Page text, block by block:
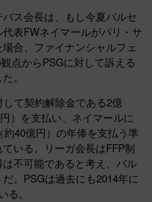
ス会長は、もし今夏バルセ
表FWネイマールがパリ・サ
合、ファイナンシャルフェ
点からPSGに対して訴える
。
て契約解除金である2億
）を支払い、ネイマールに
40億円）の年俸を支払う準
いる。リーガ会長はFFP制
不可能であると考え、バル
。PSGは過去にも2014年に
る。